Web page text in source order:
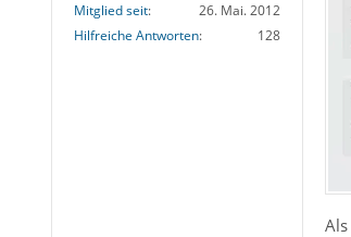
Mitglied seit
26. Mai. 2012
Hilfreiche Antworten
128